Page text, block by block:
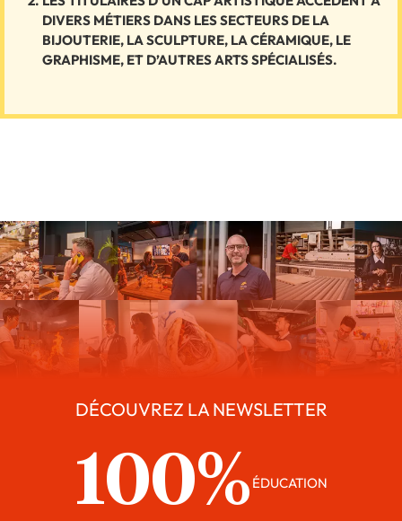
DIVERS MÉTIERS DANS LES SECTEURS DE LA
BIJOUTERIE, LA SCULPTURE, LA CÉRAMIQUE, LE
GRAPHISME, ET D’AUTRES ARTS SPÉCIALISÉS.
DÉCOUVREZ LA NEWSLETTER
100% ÉDUCATION